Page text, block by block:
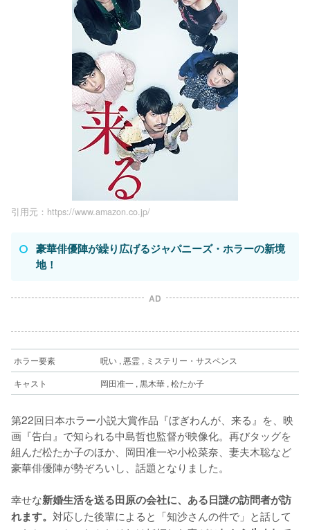
引用元：https://www.amazon.co.jp/
豪華俳優陣が繰り広げるジャパニーズ・ホラーの新境
地！
AD
ホラー要素
呪い , 悪霊 , ミステリー・サスペンス
キャスト
岡田准一 , 黒木華 , 松たか子
第22回日本ホラー小説大賞作品『ぼぎわんが、来る』を、映
画『告白』で知られる中島哲也監督が映像化。再びタッグを
組んだ松たか子のほか、岡田准一や小松菜奈、妻夫木聡など
豪華俳優陣が勢ぞろいし、話題となりました。
幸せな新婚生活を送る田原の会社に、ある日謎の訪問者が訪
れます。 対応した後輩によると「知沙さんの件で」と話して